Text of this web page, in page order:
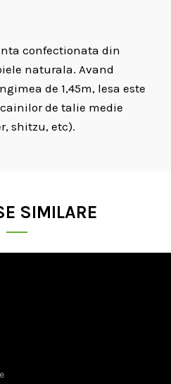
confectionata din
naturala. Avand
de 1,45m, lesa este
de talie medie
shitzu, etc).
SIMILARE